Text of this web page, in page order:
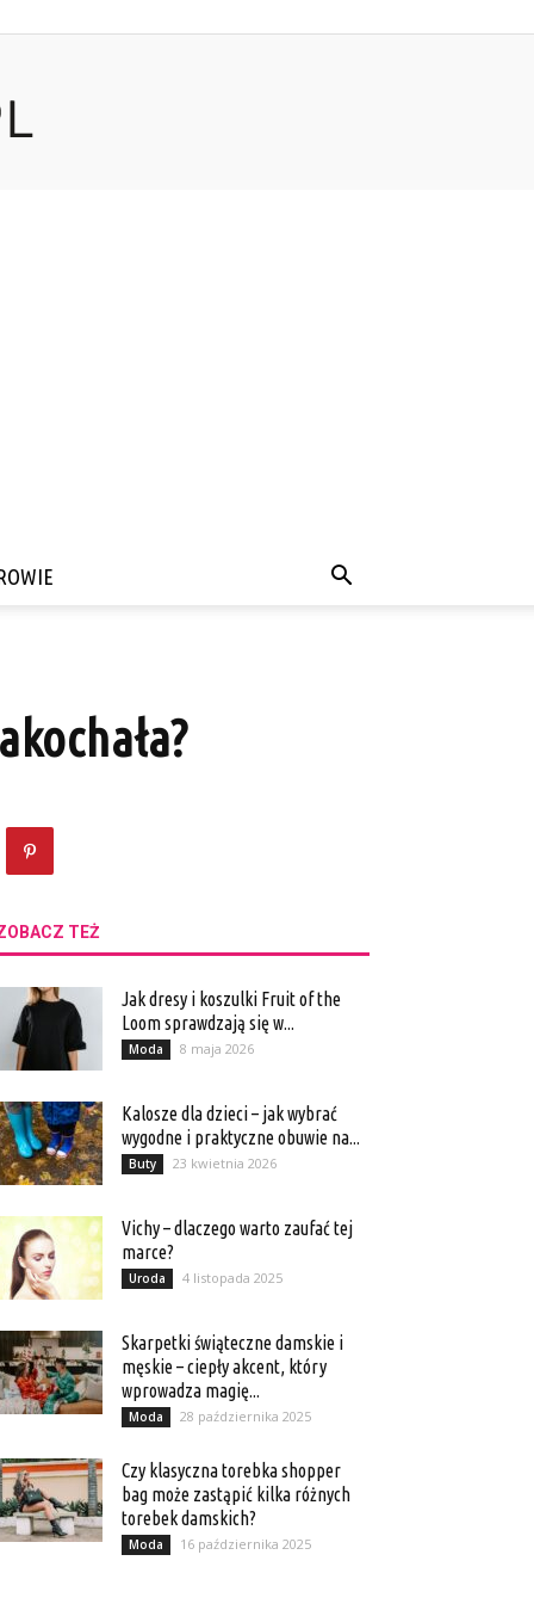
TEŻ
Jak dresy i koszulki Fruit of the
Loom sprawdzają się w...
Moda 8 maja 2026
Kalosze dla dzieci – jak wybrać
wygodne i praktyczne obuwie na...
Buty 23 kwietnia 2026
Vichy – dlaczego warto zaufać tej
marce?
Uroda 4 listopada 2025
Skarpetki świąteczne damskie i
męskie – ciepły akcent, który
wprowadza magię...
Moda 28 października 2025
Czy klasyczna torebka shopper
bag może zastąpić kilka różnych
torebek damskich?
Moda 16 października 2025